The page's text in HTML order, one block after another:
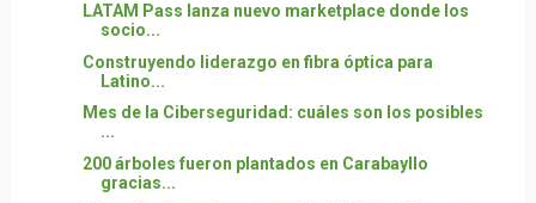
LATAM Pass lanza nuevo marketplace donde los
socio...
Construyendo liderazgo en fibra óptica para
Latino...
Mes de la Ciberseguridad: cuáles son los posibles
...
200 árboles fueron plantados en Carabayllo
gracias...